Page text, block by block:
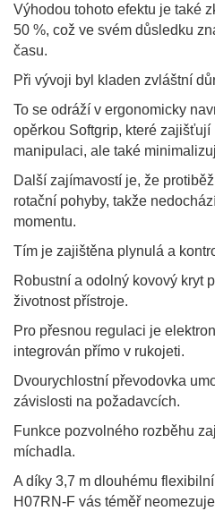
Výhodou tohoto efektu je také
50 %, což ve svém důsledku
času.
Při vývoji byl kladen zvláštní
To se odráží v ergonomicky
opěrkou Softgrip, které
manipulaci, ale také
Další zajímavostí je, že
rotační pohyby, takže
momentu.
Tím je zajištěna plynulá a
Robustní a odolný kovový kryt
životnost přístroje.
Pro přesnou regulaci je
integrován přímo v rukojeti.
Dvourychlostní převodovka
závislosti na požadavcích.
Funkce pozvolného rozběhu
míchadla.
A díky 3,7 m dlouhému
H07RN-F vás téměř